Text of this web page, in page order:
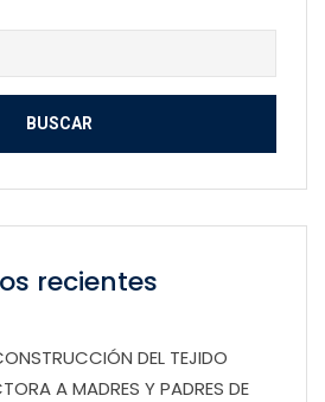
recientes
DEL TEJIDO
A MADRES Y PADRES DE